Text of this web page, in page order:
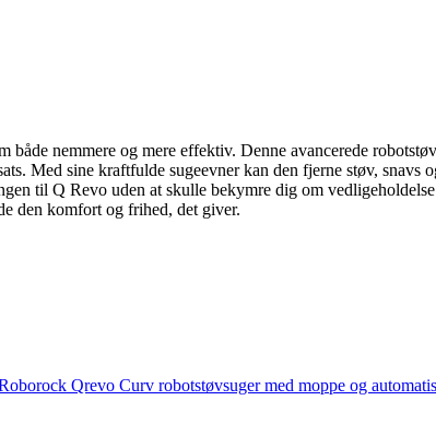
nemmere og mere effektiv. Denne avancerede
Med sine kraftfulde sugeevner kan den fjerne støv,
til Q Revo uden at skulle bekymre dig om
den komfort og frihed, det giver.